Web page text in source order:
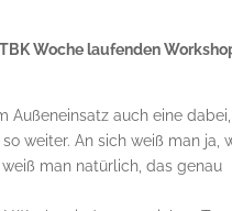
Woche laufenden
Außeneinsatz auch eine
weiter. An sich weiß man ja,
man natürlich, das genau